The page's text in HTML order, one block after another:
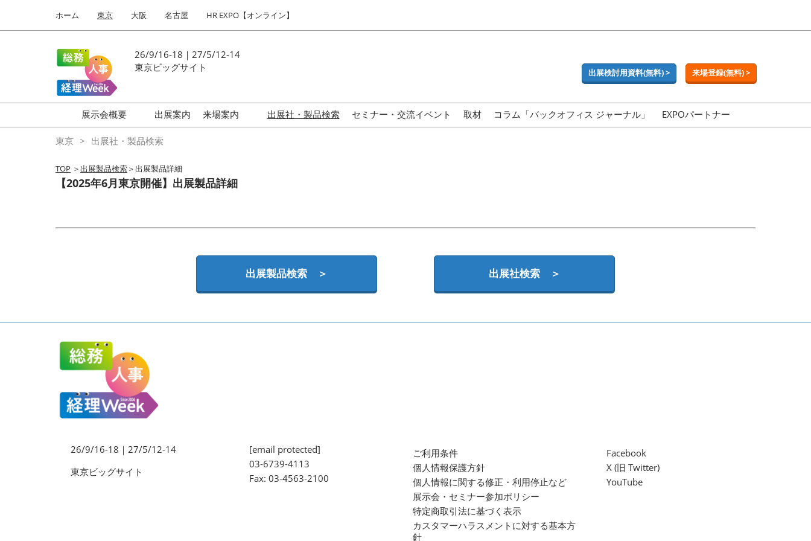
キ
プ
し
て
進
to
ホーム 東京 大阪 名古屋 HR EXPO【オンライン】
26/9/16-18｜27/5/12-14
東京ビッグサイト
出展検討用資料(無料) > 来場登録(無料) >
展示会概要
働き方改革 EXPO
福利厚生 EXPO
ワークプレイス改革EXPO
【9月より】バックオフィス
AIエージェント EXPO
【9月】展示会概要
出展案内
来場案内
出展社・製品検索 セミナー・交流イベント 取材 コラム「バックオフィス ジャーナル」 EXPOパートナー
東京 出展社・製品検索
TOP ＞出展製品検索＞出展製品詳細
【2025年6月東京開催】出展製品詳細
出展製品検索 ＞ 出展社検索 ＞
26/9/16-18｜27/5/12-14
東京ビッグサイト
[email protected]
03-6739-4113
Fax: 03-4563-2100
ご利用条件
個人情報保護方針
個人情報に関する修正・利用停止など
展示会・セミナー参加ポリシー
特定商取引法に基づく表示
カスタマーハラスメントに対する基本方
針
Facebook
X (旧 Twitter)
YouTube